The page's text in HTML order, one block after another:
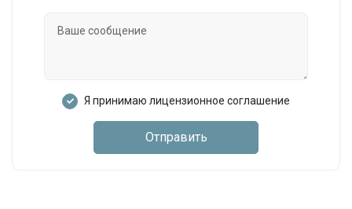
Я принимаю лицензионное соглашение
Отправить